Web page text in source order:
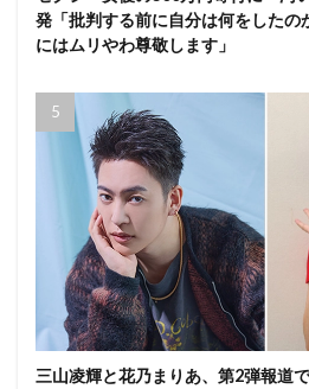
発「批判する前に自分は何をしたの
にはムリやわ尊敬します」
三山凌輝と花乃まりあ、第2弾報道